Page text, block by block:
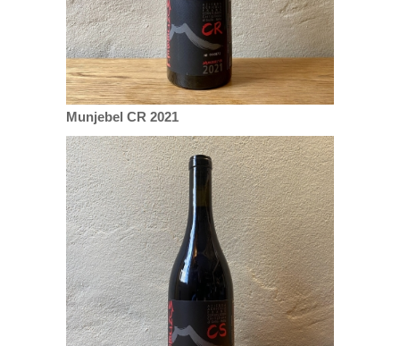
Munjebel CR 2021